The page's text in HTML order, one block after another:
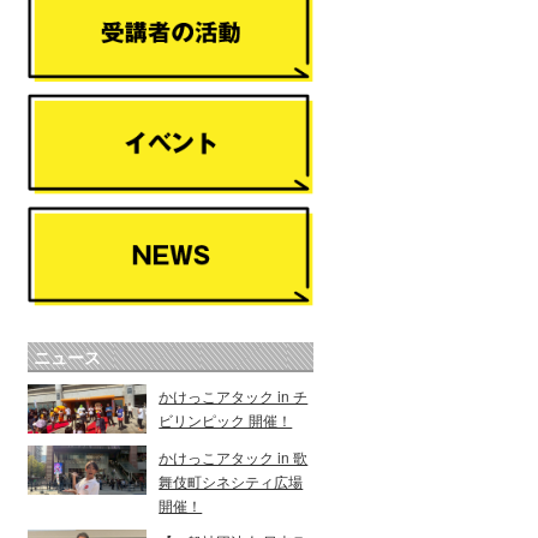
ニュース
かけっこアタック in チ
ビリンピック 開催！
かけっこアタック in 歌
舞伎町シネシティ広場
開催！